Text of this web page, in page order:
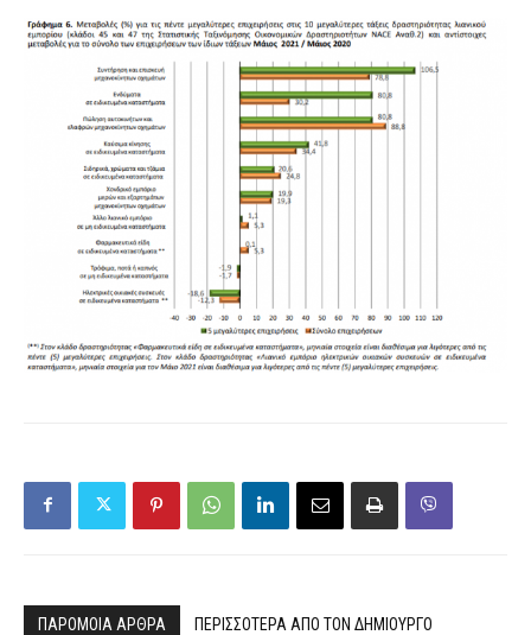
ΠΑΡΟΜΟΙΑ ΑΡΘΡΑ ΠΕΡΙΣΣΟΤΕΡΑ ΑΠΟ ΤΟΝ ΔΗΜΙΟΥΡΓΟ